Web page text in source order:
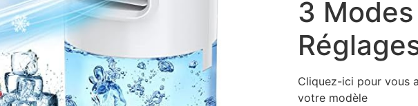
3
Cliquez-ici pour vous
votre modèle